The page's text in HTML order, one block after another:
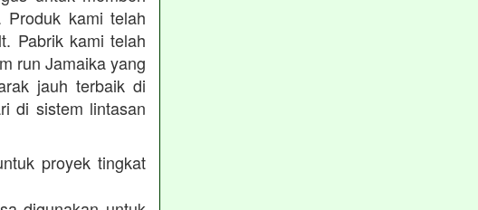
Produk kami telah
Pabrik kami telah
run Jamaika yang
jauh terbaik di
di sistem lintasan
proyek tingkat